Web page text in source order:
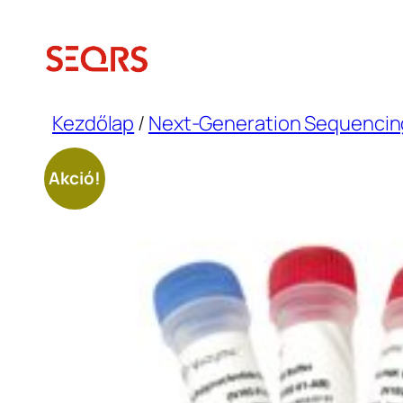
tartalomhoz
Kezdőlap / Next-Generation
Akció!